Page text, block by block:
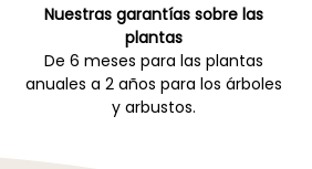
Nuestras garantías sobre las
plantas
De 6 meses para las plantas
anuales a 2 años para los árboles
y arbustos.